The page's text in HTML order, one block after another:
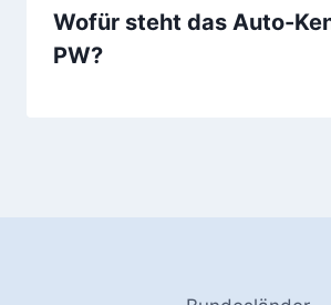
Wofür steht das Auto-
PW?